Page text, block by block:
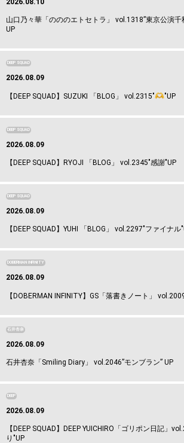
2026.08.10
山口乃々華「のののエトセトラ」 vol.1318”東京公演千
UP
DEEP SQUAD
2026.08.09
【DEEP SQUAD】SUZUKI 「BLOG」 vol.2315" "UP
DEEP SQUAD
2026.08.09
【DEEP SQUAD】RYOJI 「BLOG」 vol.2345"感謝"UP
DEEP SQUAD
2026.08.09
【DEEP SQUAD】YUHI 「BLOG」 vol.2297"ファイナル
DOBERMAN INFINITY
2026.08.09
【DOBERMAN INFINITY】GS「落書きノート」
石井杏奈
2026.08.09
石井杏奈「Smiling Diary」 vol.2046”モンブラン” UP
DEEP
2026.08.09
【DEEP SQUAD】DEEP YUICHIRO「ゴリポン日記」
り"UP